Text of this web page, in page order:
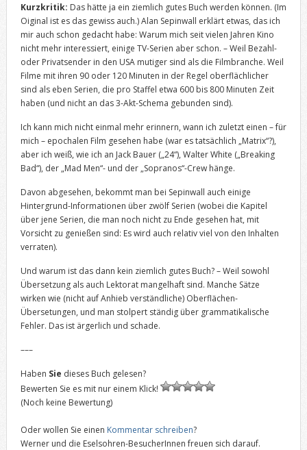
Kurzkritik: Das hätte ja ein ziemlich gutes Buch werden können. (Im
Oiginal ist es das gewiss auch.) Alan Sepinwall erklärt etwas, das ich
mir auch schon gedacht habe: Warum mich seit vielen Jahren Kino
nicht mehr interessiert, einige TV-Serien aber schon. – Weil Bezahl-
oder Privatsender in den USA mutiger sind als die Filmbranche. Weil
Filme mit ihren 90 oder 120 Minuten in der Regel oberflächlicher
sind als eben Serien, die pro Staffel etwa 600 bis 800 Minuten Zeit
haben (und nicht an das 3-Akt-Schema gebunden sind).
Ich kann mich nicht einmal mehr erinnern, wann ich zuletzt einen – für
mich – epochalen Film gesehen habe (war es tatsächlich „Matrix“?),
aber ich weiß, wie ich an Jack Bauer („24“), Walter White („Breaking
Bad“), der „Mad Men“- und der „Sopranos“-Crew hänge.
Davon abgesehen, bekommt man bei Sepinwall auch einige
Hintergrund-Informationen über zwölf Serien (wobei die Kapitel
über jene Serien, die man noch nicht zu Ende gesehen hat, mit
Vorsicht zu genießen sind: Es wird auch relativ viel von den Inhalten
verraten).
Und warum ist das dann kein ziemlich gutes Buch? – Weil sowohl
Übersetzung als auch Lektorat mangelhaft sind. Manche Sätze
wirken wie (nicht auf Anhieb verständliche) Oberflächen-
Übersetungen, und man stolpert ständig über grammatikalische
Fehler. Das ist ärgerlich und schade.
–––
Haben Sie dieses Buch gelesen?
Bewerten Sie es mit nur einem Klick!
(Noch keine Bewertung)
Oder wollen Sie einen Kommentar schreiben?
Werner und die Eselsohren-BesucherInnen freuen sich darauf.